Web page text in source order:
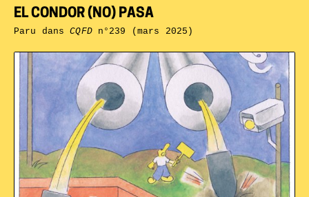
EL CONDOR (NO) PASA
Paru dansCQFDn°239 (mars 2025)